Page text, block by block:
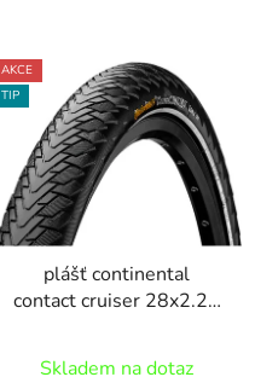
AKCE
TIP
plášť continental
contact cruiser 28x2.20
Skladem na dotaz